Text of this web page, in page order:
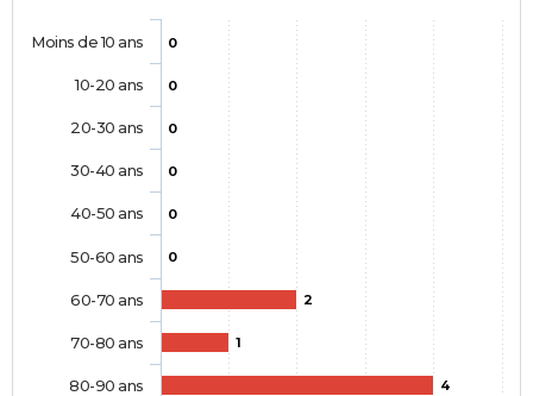
0
0
0
0
0
0
2
1
4
Moins de 10 ans
10-20 ans
20-30 ans
30-40 ans
40-50 ans
50-60 ans
60-70 ans
70-80 ans
80-90 ans